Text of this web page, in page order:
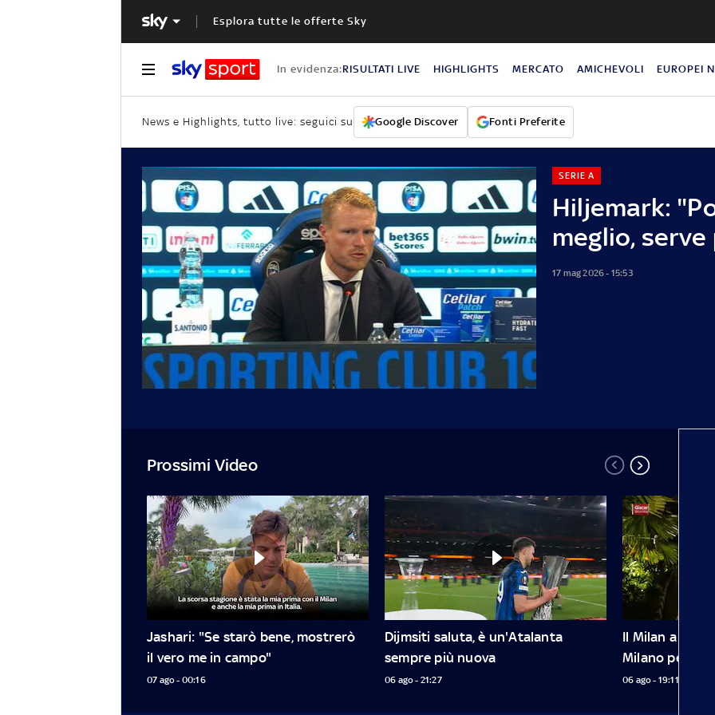
Esplora tutte le offerte Sky
In evidenza:RISULTATI LIVE HIGHLIGHTS MERCATO AMICHEVOLI EUROPEI
News e Highlights, tutto live: seguici su Google Discover Fonti Preferite
Hiljemark:
meglio,
SERIE A
17 mag 2026 - 15:53
Prossimi Video
Jashari: "Se starò bene, mostrerò
il vero me in campo"
07 ago - 00:16
Dijmsiti saluta, è un'Atalanta
sempre più nuova
06 ago - 21:27
Il Milan a
Milano per
06 ago - 19:11